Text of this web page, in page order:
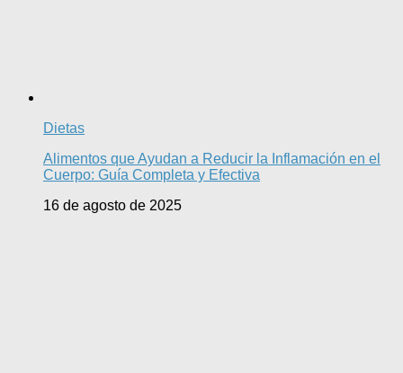
Dietas
Alimentos que Ayudan a Reducir la Inflamación en el
Cuerpo: Guía Completa y Efectiva
16 de agosto de 2025